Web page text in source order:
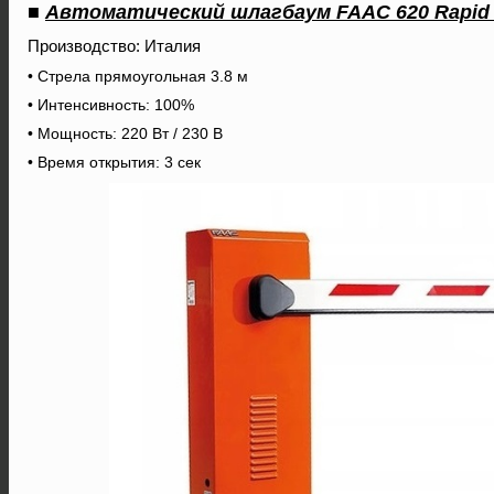
■Автоматический шлагбаум FAAC 620 Rapid
Производство: Италия
• Стрела прямоугольная 3.8 м
• Интенсивность: 100%
• Мощность: 220 Вт / 230 В
• Время открытия: 3 сек